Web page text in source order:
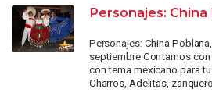
Personajes: China
Personajes: China
septiembre Contamos
con tema mexicano para
Charros, Adelitas,